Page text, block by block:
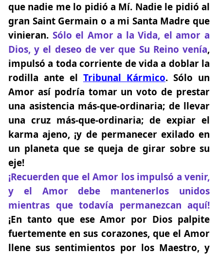
que nadie me lo pidió a Mí. Nadie le pidió al
gran Saint Germain o a mi Santa Madre que
vinieran. Sólo el Amor a la Vida, el amor a
Dios, y el deseo de ver que Su Reino venía,
impulsó a toda corriente de vida a doblar la
rodilla ante el Tribunal Kármico. Sólo un
Amor así podría tomar un voto de prestar
una asistencia más-que-ordinaria; de llevar
una cruz más-que-ordinaria; de expiar el
karma ajeno, ¡y de permanecer exilado en
un planeta que se queja de girar sobre su
eje!
¡Recuerden que el Amor los impulsó a venir,
y el Amor debe mantenerlos unidos
mientras que todavía permanezcan aquí!
¡En tanto que ese Amor por Dios palpite
fuertemente en sus corazones, que el Amor
llene sus sentimientos por los Maestro, y